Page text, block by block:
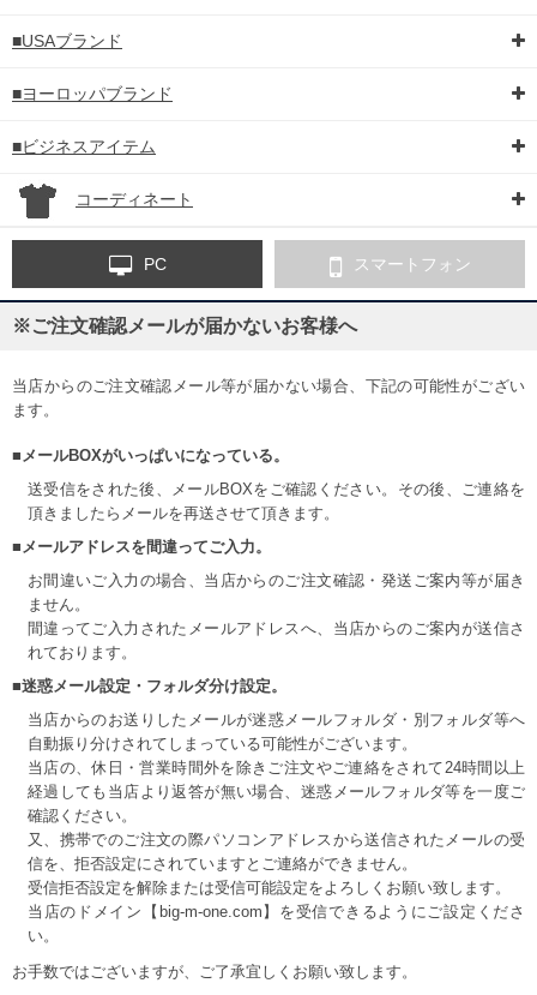
■USAブランド
■ヨーロッパブランド
■ビジネスアイテム
コーディネート
PC スマートフォン
※ご注文確認メールが届かないお客様へ
当店からのご注文確認メール等が届かない場合、下記の可能性がござい
ます。
■メールBOXがいっぱいになっている。
送受信をされた後、メールBOXをご確認ください。その後、ご連絡を
頂きましたらメールを再送させて頂きます。
■メールアドレスを間違ってご入力。
お間違いご入力の場合、当店からのご注文確認・発送ご案内等が届き
ません。
間違ってご入力されたメールアドレスへ、当店からのご案内が送信さ
れております。
■迷惑メール設定・フォルダ分け設定。
当店からのお送りしたメールが迷惑メールフォルダ・別フォルダ等へ
自動振り分けされてしまっている可能性がございます。
当店の、休日・営業時間外を除きご注文やご連絡をされて24時間以上
経過しても当店より返答が無い場合、迷惑メールフォルダ等を一度ご
確認ください。
又、携帯でのご注文の際パソコンアドレスから送信されたメールの受
信を、拒否設定にされていますとご連絡ができません。
受信拒否設定を解除または受信可能設定をよろしくお願い致します。
当店のドメイン【big-m-one.com】を受信できるようにご設定くださ
い。
お手数ではございますが、ご了承宜しくお願い致します。